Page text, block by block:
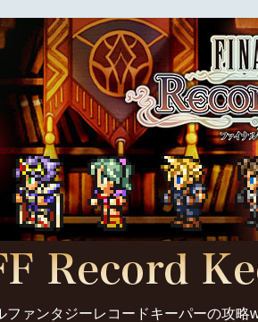
ファンタジーレコードキーパーの攻略